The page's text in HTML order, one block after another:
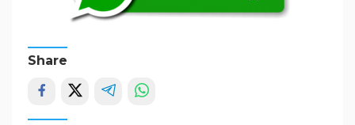
Share